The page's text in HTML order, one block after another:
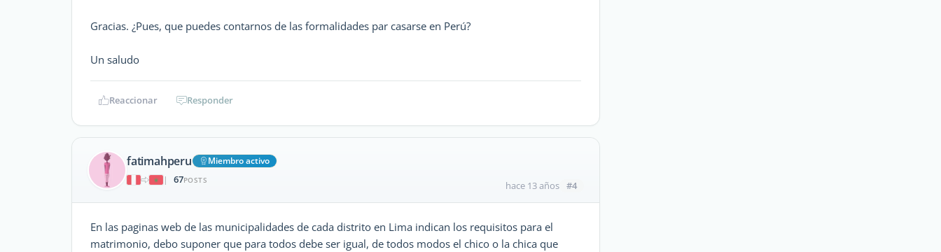
Gracias. ¿Pues, que puedes contarnos de las formalidades par casarse en Perú?
Un saludo
Reaccionar Responder
fatimahperu
Miembro activo
|
67POSTS hace 13 años #4
En las paginas web de las municipalidades de cada distrito en Lima indican los requisitos para el
matrimonio, debo suponer que para todos debe ser igual, de todos modos el chico o la chica que